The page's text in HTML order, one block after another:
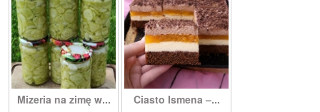
Mizeria na zimę w... Ciasto Ismena –...